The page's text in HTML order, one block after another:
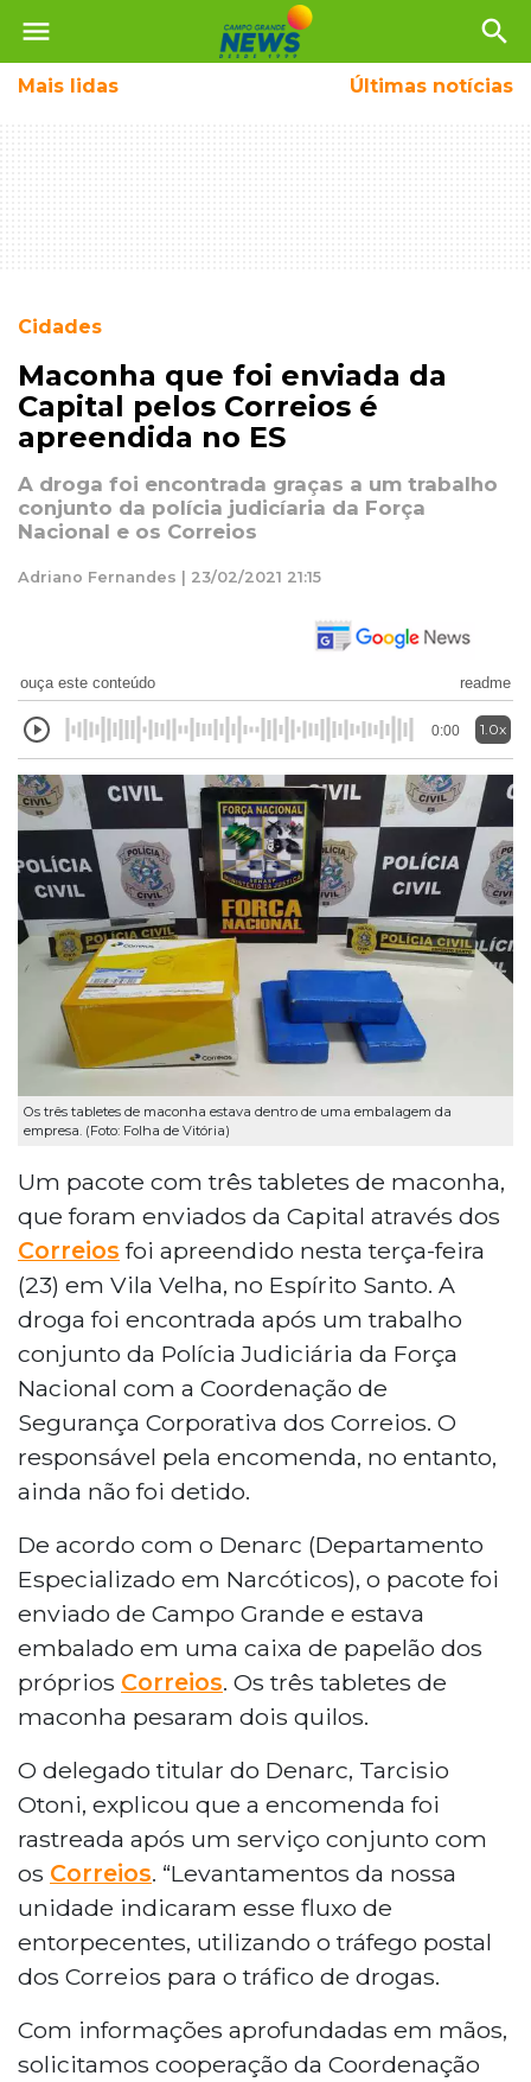
menu search
Mais lidas Últimas notícias
Cidades
Maconha que foi enviada da
Capital pelos Correios é
apreendida no ES
A droga foi encontrada graças a um trabalho
conjunto da polícia judicíaria da Força
Nacional e os Correios
Adriano Fernandes | 23/02/2021 21:15
ouça este conteúdo readme
0:00 1.0x
Os três tabletes de maconha estava dentro de uma embalagem da
empresa. (Foto: Folha de Vitória)
Um pacote com três tabletes de maconha,
que foram enviados da Capital através dos
Correios foi apreendido nesta terça-feira
(23) em Vila Velha, no Espírito Santo. A
droga foi encontrada após um trabalho
conjunto da Polícia Judiciária da Força
Nacional com a Coordenação de
Segurança Corporativa dos Correios. O
responsável pela encomenda, no entanto,
ainda não foi detido.
De acordo com o Denarc (Departamento
Especializado em Narcóticos), o pacote foi
enviado de Campo Grande e estava
embalado em uma caixa de papelão dos
próprios Correios. Os três tabletes de
maconha pesaram dois quilos.
O delegado titular do Denarc, Tarcisio
Otoni, explicou que a encomenda foi
rastreada após um serviço conjunto com
os Correios. “Levantamentos da nossa
unidade indicaram esse fluxo de
entorpecentes, utilizando o tráfego postal
dos Correios para o tráfico de drogas.
Com informações aprofundadas em mãos,
solicitamos cooperação da Coordenação